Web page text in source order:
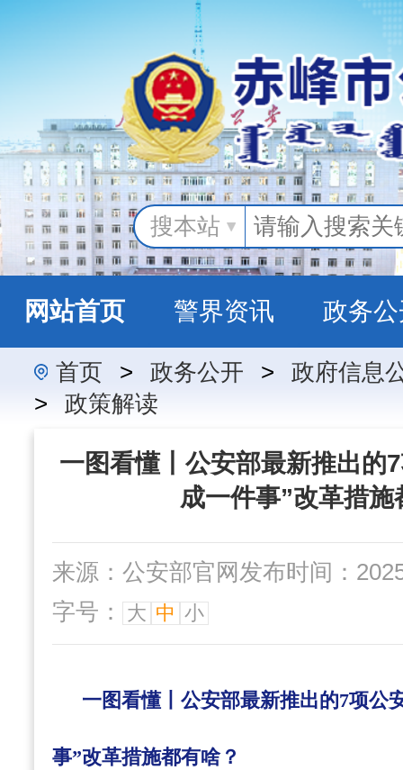
搜本站
网站首页 警界资讯 政务
警民互动
首页 > 政务公开 >
政府信息
>
政策解读
一图看懂丨公安部最新推出的
成一件事”改革措施
来源：公安部官网发布时间：
字号：
大 中 小
一图看懂丨公安部最新推出的7项公
事”改革措施都有啥？